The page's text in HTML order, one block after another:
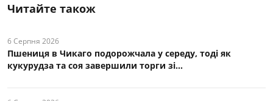
Читайте також
6 Серпня 2026
Пшениця в Чикаго подорожчала у середу, тоді як
кукурудза та соя завершили торги зі...